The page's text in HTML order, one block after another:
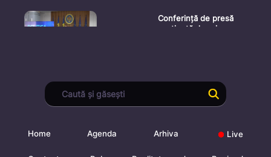
Conferință de presă
susținută de prim-
Ședința Consiliului
Superior al Procurorilor
din
Home Agenda Arhiva Live